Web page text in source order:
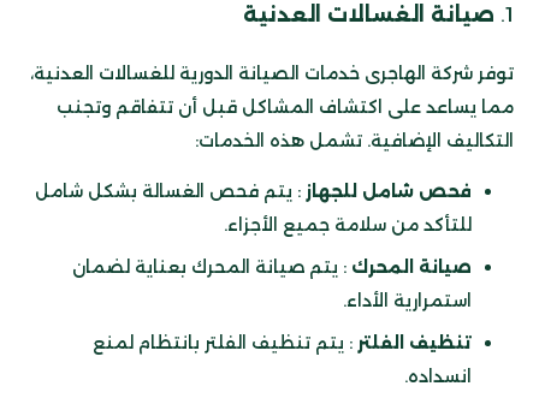
1. صيانة الغسالات العدنية
توفر شركة الهاجرى خدمات الصيانة الدورية للغسالات العدنية،
مما يساعد على اكتشاف المشاكل قبل أن تتفاقم وتجنب
التكاليف الإضافية. تشمل هذه الخدمات:
فحص شامل للجهاز : يتم فحص الغسالة بشكل شامل
للتأكد من سلامة جميع الأجزاء.
صيانة المحرك : يتم صيانة المحرك بعناية لضمان
استمرارية الأداء.
تنظيف الفلتر : يتم تنظيف الفلتر بانتظام لمنع
انسداده.